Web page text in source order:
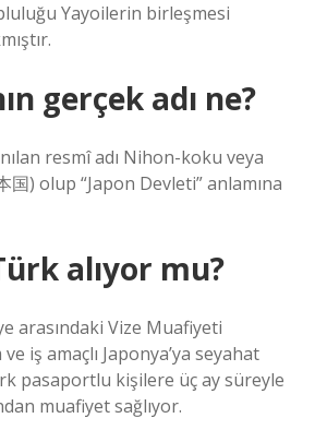
Yayoilerin birleşmesi
gerçek adı ne?
resmî adı Nihon-koku veya
) olup “Japon Devleti” anlamına
alıyor mu?
arasındaki Vize Muafiyeti
iş amaçlı Japonya’ya seyahat
pasaportlu kişilere üç ay süreyle
muafiyet sağlıyor.